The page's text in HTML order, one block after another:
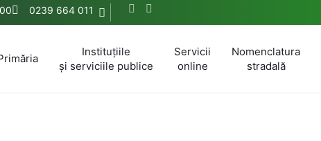
0239 664 011
Instituțiile
și serviciile publice
Servicii
online
Nomenclatura
stradală